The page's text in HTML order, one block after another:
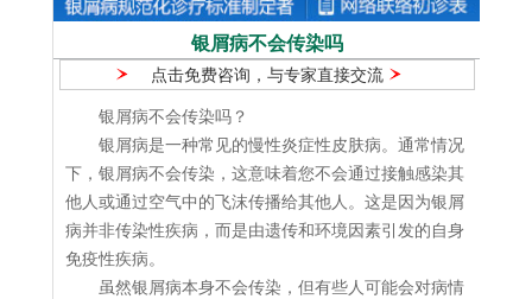
银屑病不会传染吗
点击免费咨询，与专家直接交流
银屑病不会传染吗？
银屑病是一种常见的慢性炎症性皮肤病。通常情况
下，银屑病不会传染，这意味着您不会通过接触感染其
他人或通过空气中的飞沫传播给其他人。这是因为银屑
病并非传染性疾病，而是由遗传和环境因素引发的自身
免疫性疾病。
虽然银屑病本身不会传染，但有些人可能会对病情